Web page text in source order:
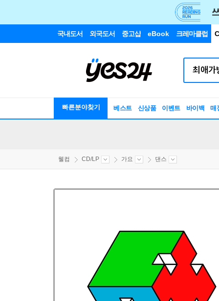
국내도서 외국도서 중고샵 eBook 크레마클럽
빠른분야찾기 베스트 신상품 이벤트 바이백 매
웰컴 CD/LP 가요 댄스